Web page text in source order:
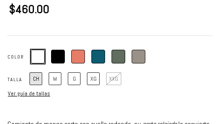
$460.00
COLOR
TALLA CH M G XG
XXG
Ver guía de tallas